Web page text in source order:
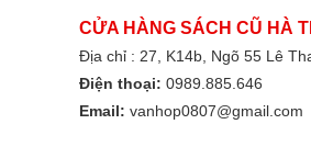
CỬA HÀNG SÁCH CŨ HÀ
Địa chỉ : 27, K14b, Ngõ 55 Lê
Điện thoại: 0989.885.646
Email: vanhop0807@gmail.com